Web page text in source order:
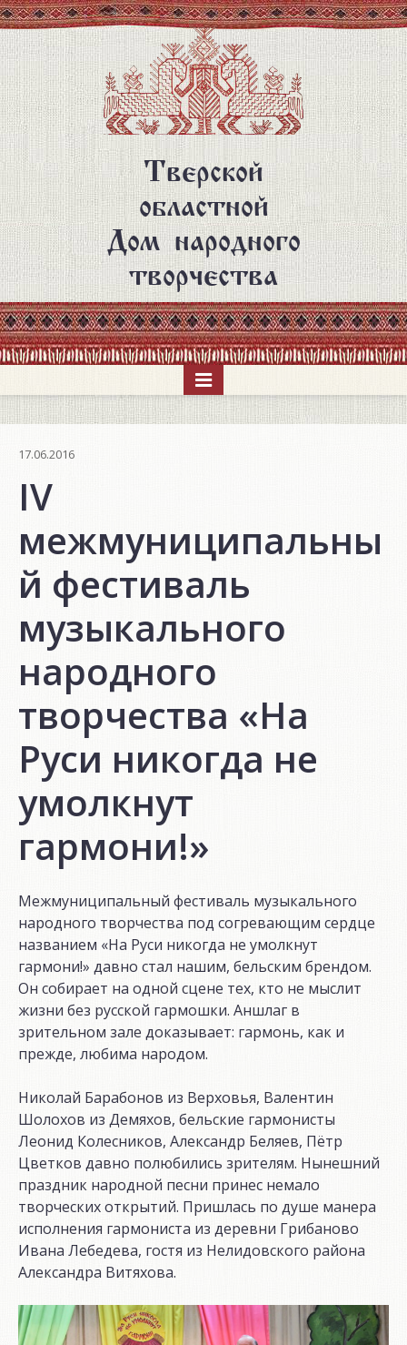
Перейти
к
основному
содержанию
Тверской
областной
Дом народного
творчества
17.06.2016
IV
межмуниципальны
й фестиваль
музыкального
народного
творчества «На
Руси никогда не
умолкнут
гармони!»
Межмуниципальный фестиваль музыкального
народного творчества под согревающим сердце
названием «На Руси никогда не умолкнут
гармони!» давно стал нашим, бельским брендом.
Он собирает на одной сцене тех, кто не мыслит
жизни без русской гармошки. Аншлаг в
зрительном зале доказывает: гармонь, как и
прежде, любима народом.
Николай Барабонов из Верховья, Валентин
Шолохов из Демяхов, бельские гармонисты
Леонид Колесников, Александр Беляев, Пётр
Цветков давно полюбились зрителям. Нынешний
праздник народной песни принес немало
творческих открытий. Пришлась по душе манера
исполнения гармониста из деревни Грибаново
Ивана Лебедева, гостя из Нелидовского района
Александра Витяхова.